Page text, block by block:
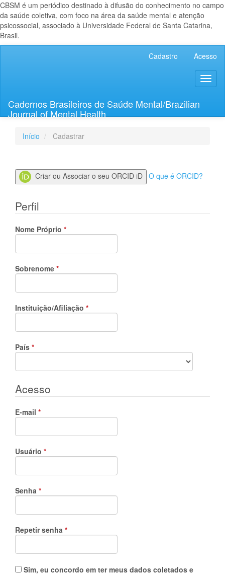
CBSM é um periódico destinado à difusão do conhecimento no campo
da saúde coletiva, com foco na área da saúde mental e atenção
psicossocial, associado à Universidade Federal de Santa Catarina,
Brasil.
Lateral
Cadastro Acesso
Cadernos Brasileiros de Saúde Mental/Brazilian
Journal of Mental Health
Início Cadastrar
Criar ou Associar o seu ORCID iD O que é ORCID?
Perfil
Nome Próprio *Obrigatório
Sobrenome *Obrigatório
Instituição/Afiliação *Obrigatório
País *Obrigatório
Acesso
E-mail *Obrigatório
Usuário *Obrigatório
Senha *Obrigatório
Repetir senha *Obrigatório